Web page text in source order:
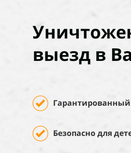
выезд в
Гарантированный
Безопасно для